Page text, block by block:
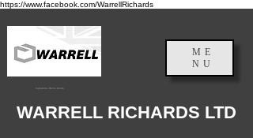
https://www.facebook.com/WarrellRichards
Inglaterra, Reino Unido
ME
NU
WARRELL RICHARDS LTD